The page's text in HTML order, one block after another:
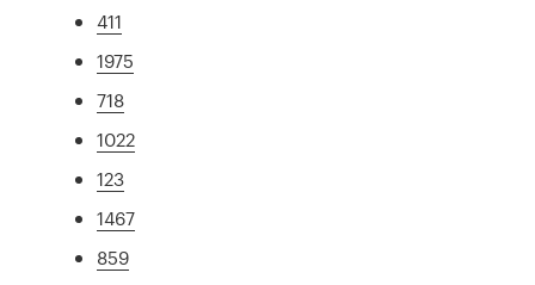
411
1975
718
1022
123
1467
859